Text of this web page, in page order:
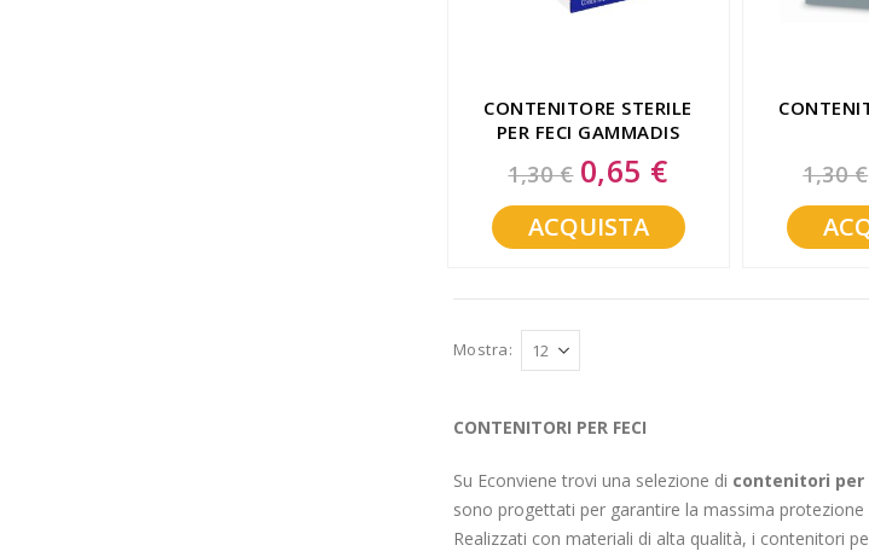
CONTENITORE STERILE
PER FECI GAMMADIS
1,30 € Special
Price
0,65 €
ACQUISTA
1,30 €
Mostra
CONTENITORI PER FECI
Su Econviene trovi una selezione di contenitori per
sono progettati per garantire la massima
Realizzati con materiali di alta qualità, i contenitori